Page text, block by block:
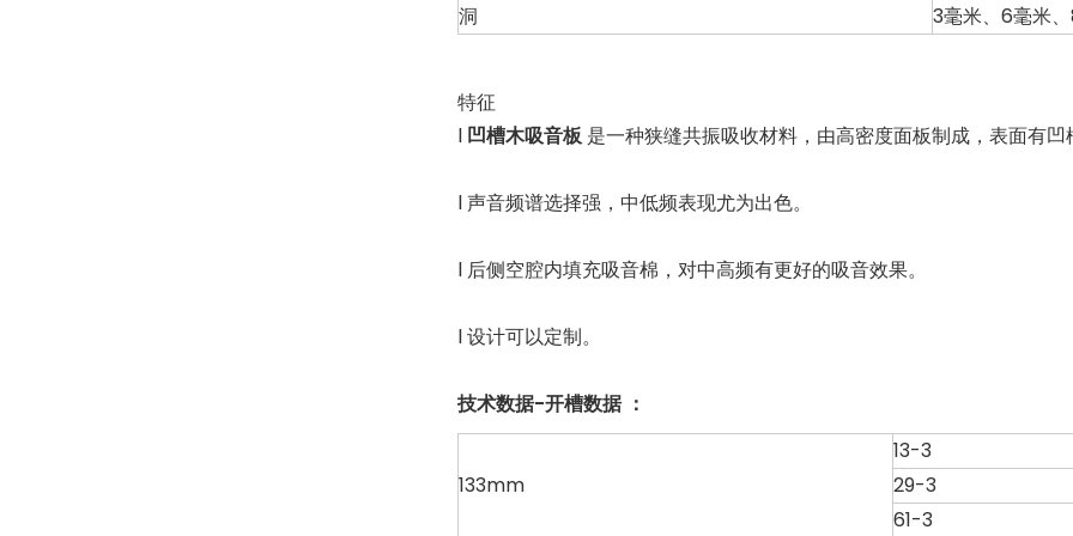
洞 3毫米、6毫米
特征
l 凹槽木吸音板是一种狭缝共振吸收材料，由高密度面板制成，表面有凹
l 声音频谱选择强，中低频表现尤为出色。
l 后侧空腔内填充吸音棉，对中高频有更好的吸音效果。
l 设计可以定制。
技术数据-开槽数据 ：
133mm
13-3
29-3
61-3